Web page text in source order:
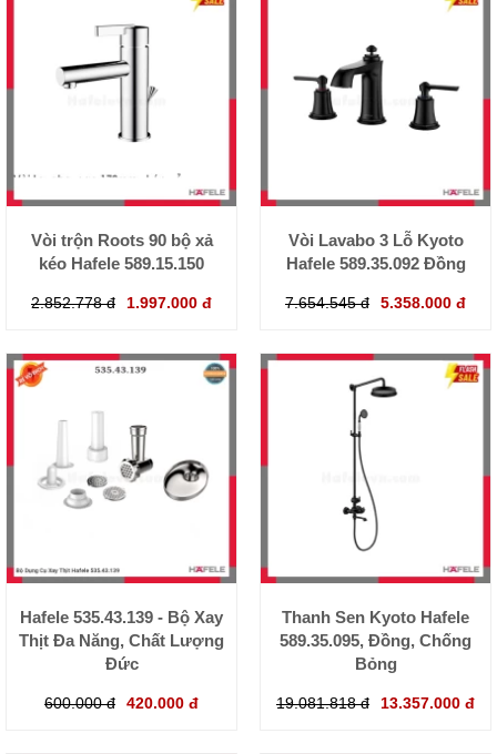
Vòi trộn Roots 90 bộ xả
kéo Hafele 589.15.150
2.852.778 đ 1.997.000 đ
Vòi Lavabo 3 Lỗ Kyoto
Hafele 589.35.092 Đồng
7.654.545 đ 5.358.000 đ
Hafele 535.43.139 - Bộ Xay
Thịt Đa Năng, Chất Lượng
Đức
600.000 đ 420.000 đ
Thanh Sen Kyoto Hafele
589.35.095, Đồng, Chống
Bỏng
19.081.818 đ 13.357.000 đ